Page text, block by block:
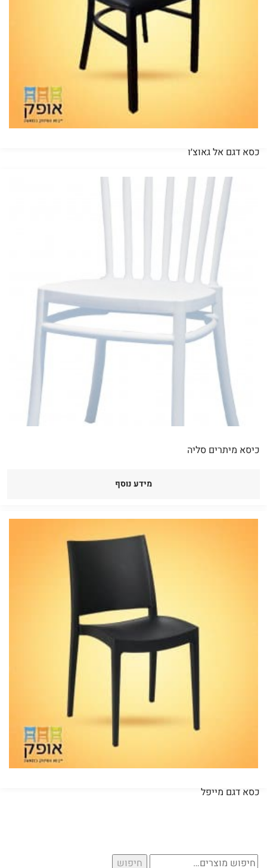
כסא דגם אל גאוצ׳ו
כיסא מיתרים סליה
מידע נוסף
כסא דגם מייפל
חיפוש חיפוש